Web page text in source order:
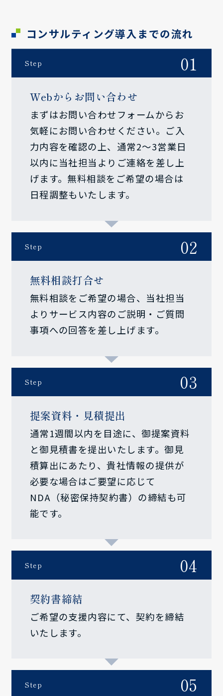
コンサルティング導入までの流れ
Step 01
Webからお問い合わせ
まずはお問い合わせフォームからお
気軽にお問い合わせください。ご入
力内容を確認の上、通常2～3営業日
以内に当社担当よりご連絡を差し上
げます。無料相談をご希望の場合は
日程調整もいたします。
Step 02
無料相談打合せ
無料相談をご希望の場合、当社担当
よりサービス内容のご説明・ご質問
事項への回答を差し上げます。
Step 03
提案資料・見積提出
通常1週間以内を目途に、御提案資料
と御見積書を提出いたします。御見
積算出にあたり、貴社情報の提供が
必要な場合はご要望に応じて
NDA（秘密保持契約書）の締結も可
能です。
Step 04
契約書締結
ご希望の支援内容にて、契約を締結
いたします。
Step 05